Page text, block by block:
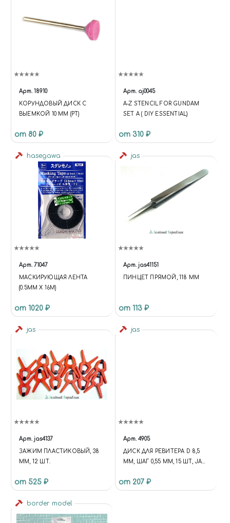
Арт. 18910
КОРУНДОВЫЙ ДИСК С
ВЫЕМКОЙ 10 ММ (РТ)
от 80 ₽
Арт. aj0045
A-Z STENCIL FOR GUNDAM
SET A ( DIY ESSENTIAL)
от 310 ₽
hasegawa
Арт. 71047
МАСКИРУЮЩАЯ ЛЕНТА
(0.5ММ X 16М)
от 1020 ₽
jas
Арт. jas41151
ПИНЦЕТ ПРЯМОЙ, 118 ММ
от 113 ₽
jas
Арт. jas4137
ЗАЖИМ ПЛАСТИКОВЫЙ, 38
ММ, 12 ШТ.
от 525 ₽
jas
Арт. 4905
ДИСК ДЛЯ РЕВИТЕРА D 8,5
ММ, ШАГ 0,55 ММ, 15 ШТ, JAS
от 207 ₽
border model